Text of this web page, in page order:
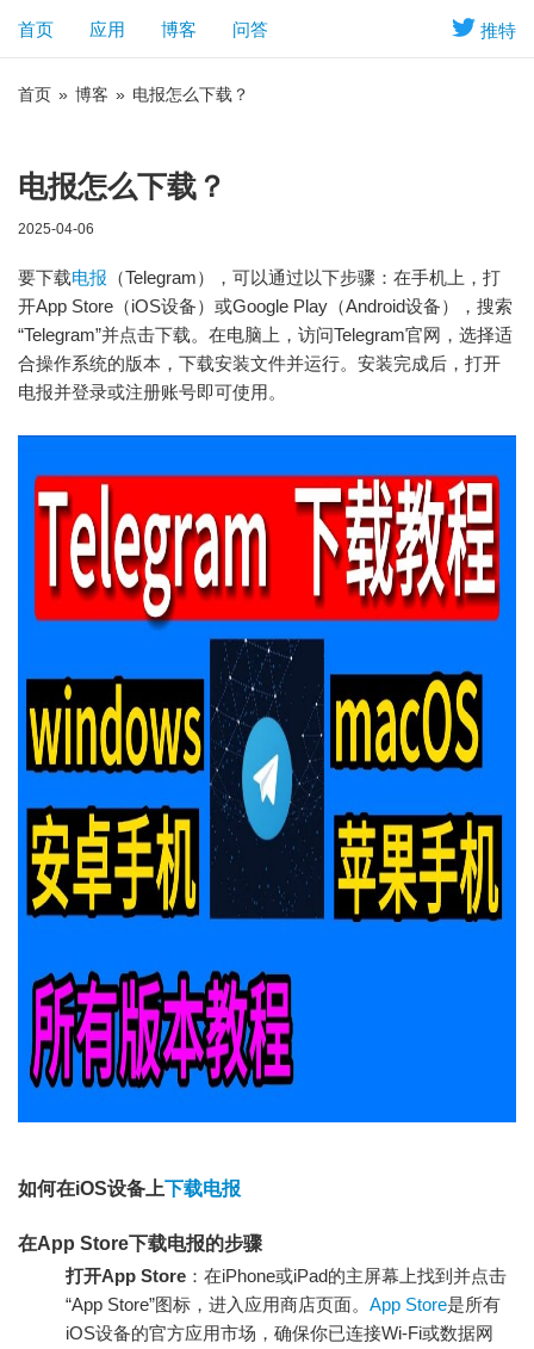
推特
首页 应用 博客 问答
首页 » 博客 » 电报怎么下载？
电报怎么下载？
2025-04-06
要下载电报 （Telegram），可以通过以下步骤：在手机上，打
开App Store（iOS设备）或Google Play（Android设备），搜索
“Telegram”并点击下载。在电脑上，访问Telegram官网，选择适
合操作系统的版本，下载安装文件并运行。安装完成后，打开
电报并登录或注册账号即可使用。
如何在iOS设备上下载电报
在App Store下载电报的步骤
打开App Store ：在iPhone或iPad的主屏幕上找到并点击
“App Store”图标，进入应用商店页面。 App Store是所有
iOS设备的官方应用市场，确保你已连接Wi-Fi或数据网